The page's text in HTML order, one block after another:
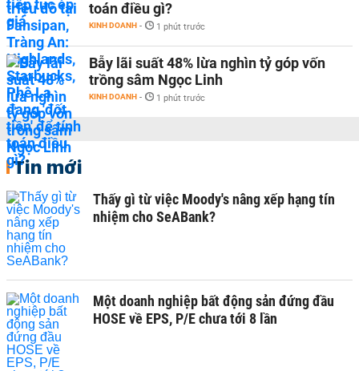
toán điều gì?
KINH DOANH - 1 phút trước
Bẫy lãi suất 48% lừa nghìn tỷ góp vốn
trồng sâm Ngọc Linh
KINH DOANH - 1 phút trước
Tin mới
Thấy gì từ việc Moody's nâng xếp hạng tín
nhiệm cho SeABank?
Một doanh nghiệp bất động sản đứng đầu
HOSE về EPS, P/E chưa tới 8 lần